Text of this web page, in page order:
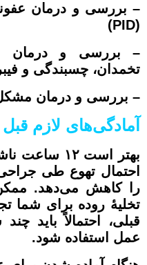
– بررسی و درمان
(PID)
– بررسی و درمان
تخمدان، چسبندگی و
– بررسی و درمان
آمادگی‌های لازم
بهتر است ۱۲
احتمال تهوع طی
را کاهش می‌دهد.
تخلیۀ روده برای شما
قبلی، احتمالاً باید
عمل استفاده شود.